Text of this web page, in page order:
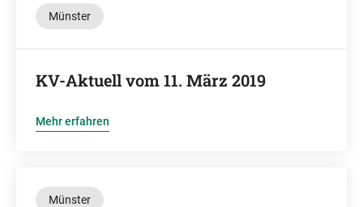
Münster
KV-Aktuell vom 11. März 2019
Mehr erfahren
Münster